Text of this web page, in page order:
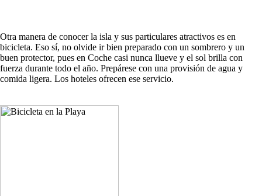
Otra manera de conocer la isla y sus particulares atractivos es en
bicicleta. Eso sí, no olvide ir bien preparado con un sombrero y un
buen protector, pues en Coche casi nunca llueve y el sol brilla con
fuerza durante todo el año. Prepárese con una provisión de agua y
comida ligera. Los hoteles ofrecen ese servicio.